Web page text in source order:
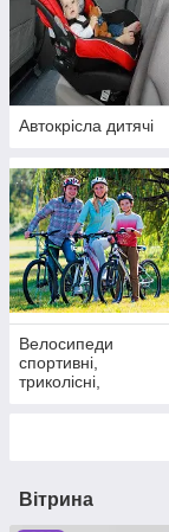
Автокрісла дитячі
Велосипеди
спортивні,
триколісні,
Вітрина